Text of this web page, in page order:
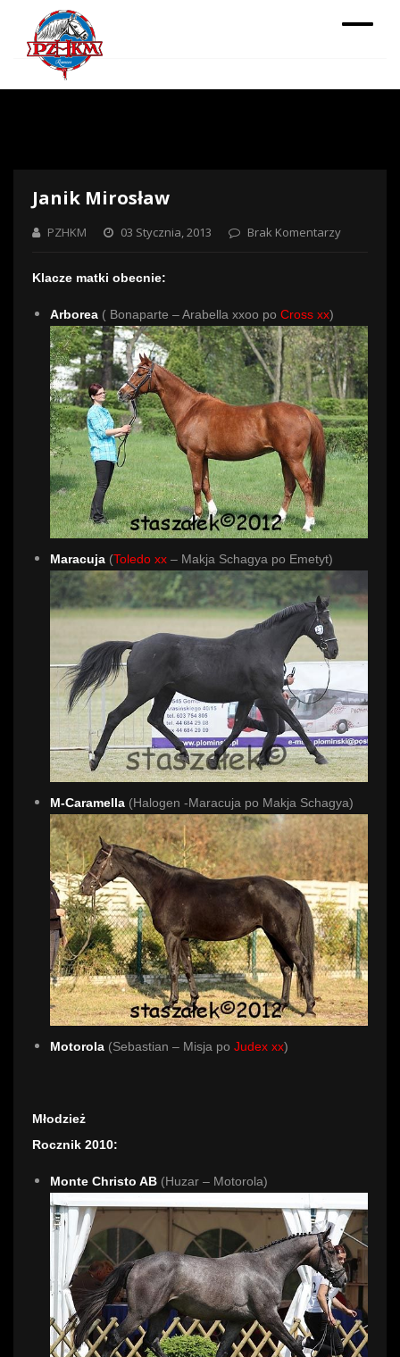
Janik Mirosław
PZHKM 03 Stycznia, 2013 Brak Komentarzy
Klacze matki obecnie:
Arborea ( Bonaparte – Arabella xxoo po Cross xx)
Maracuja (Toledo xx – Makja Schagya po Emetyt)
M-Caramella (Halogen -Maracuja po Makja Schagya)
Motorola (Sebastian – Misja po Judex xx)
Młodzież
Rocznik 2010:
Monte Christo AB (Huzar – Motorola)